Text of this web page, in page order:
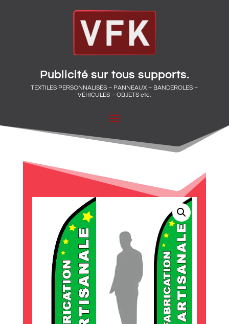
Publicité sur tous supports.
TEXTILES PERSONNALISÉS – PANNEAUX – BANDEROLES –
VÉHICULES – OBJETS etc.